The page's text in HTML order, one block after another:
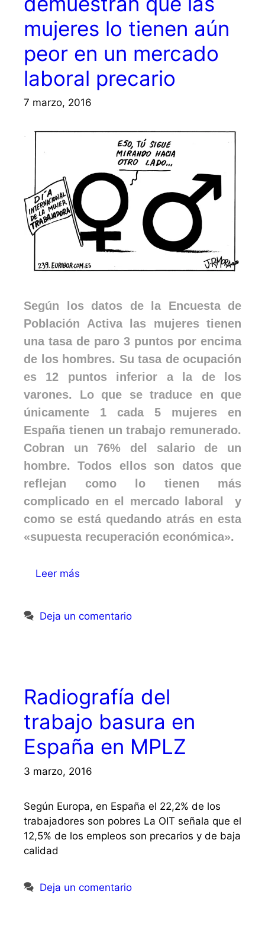
mujeres lo tienen aún
peor en un mercado
laboral precario
7 marzo, 2016
Según los datos de la Encuesta de
Población Activa las mujeres tienen
una tasa de paro 3 puntos por encima
de los hombres. Su tasa de ocupación
es 12 puntos inferior a la de los
varones. Lo que se traduce en que
únicamente 1 cada 5 mujeres en
España tienen un trabajo remunerado.
Cobran un 76% del salario de un
hombre. Todos ellos son datos que
reflejan como lo tienen más
complicado en el mercado laboral y
como se está quedando atrás en esta
«supuesta recuperación económica».
Leer más
Deja un comentario
Radiografía del
trabajo basura en
España en MPLZ
3 marzo, 2016
Según Europa, en España el 22,2% de los
trabajadores son pobres La OIT señala que el
12,5% de los empleos son precarios y de baja
calidad
Deja un comentario